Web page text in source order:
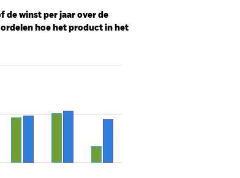
de winst per jaar over de
hoe het product in het